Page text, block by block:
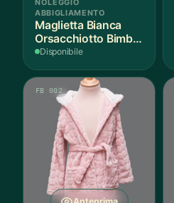
NOLEGGIO
ABBIGLIAMENTO
Maglietta Bianca
Orsacchiotto Bimbo
6-7 Anni Cotone - 1
Disponibile
FB 002